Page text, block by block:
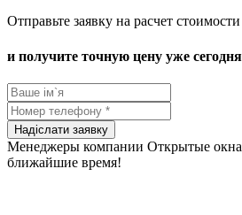
Отправьте заявку на расчет
и получите точную цену уже сегодня
Менеджеры компании Открытые окна
ближайшие время!